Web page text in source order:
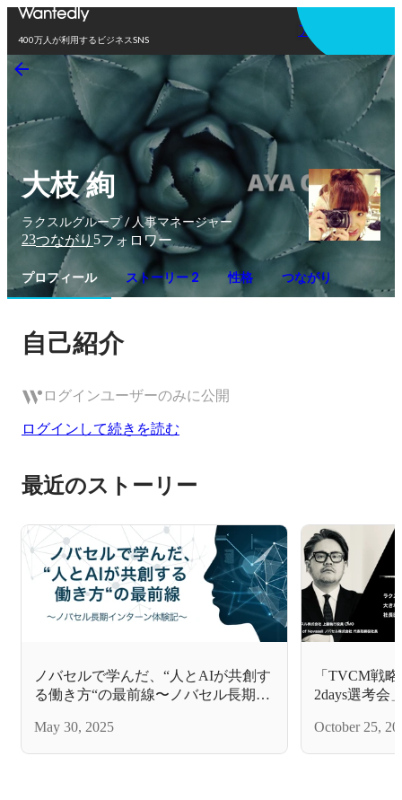
400万人が利用するビジネスSNS
アプリを使う
大枝 絢
ラクスルグループ / 人事マネージャー
23つながり 5フォロワー
プロフィール ストーリー 2 性格 つながり
自己紹介
ログインユーザーのみに公開
ログインして続きを読む
最近のストーリー
ノバセルで学んだ、“人とAIが共創す
る働き方“の最前線〜ノバセル長期イ
May 30, 2025
「TVCM戦
2days選考会
October 25,